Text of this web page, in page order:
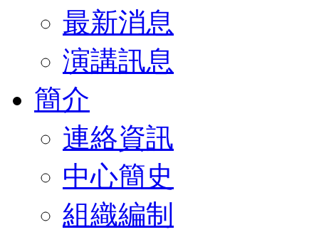
最新消息
演講訊息
簡介
連絡資訊
中心簡史
組織編制